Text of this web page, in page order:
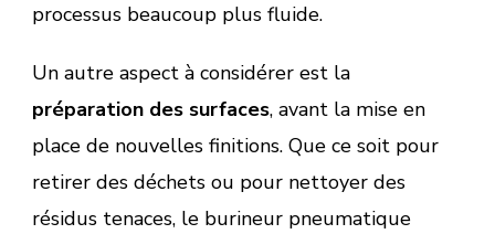
processus beaucoup plus fluide.
Un autre aspect à considérer est la
préparation des surfaces, avant la mise en
place de nouvelles finitions. Que ce soit pour
retirer des déchets ou pour nettoyer des
résidus tenaces, le burineur pneumatique